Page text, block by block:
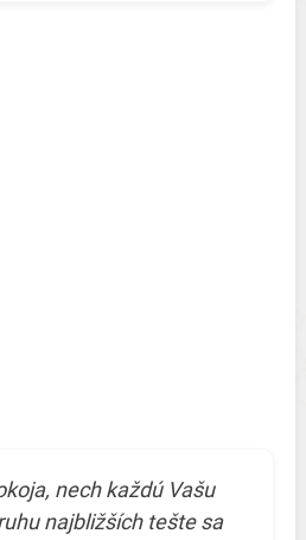
nech každú Vašu
najbližších tešte sa